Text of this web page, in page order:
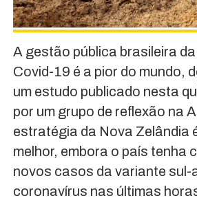
A gestão pública brasileira
Covid-19 é a pior do mundo,
um estudo publicado nesta
por um grupo de reflexão na
estratégia da Nova Zelândia
melhor, embora o país tenha
novos casos da variante sul-
coronavírus nas últimas